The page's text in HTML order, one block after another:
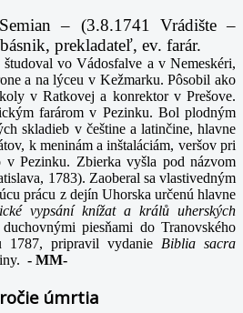
– (3.8.1741 Vrádište –
prekladateľ, ev. farár.
vo Vádosfalve a v Nemeskéri,
a na lýceu v Kežmarku. Pôsobil ako
v Ratkovej a konrektor v Prešove.
farárom v Pezinku. Bol plodným
skladieb v češtine a latinčine, hlavne
k meninám a inštaláciám, veršov pri
v Pezinku. Zbierka vyšla pod názvom
1783). Zaoberal sa vlastivedným
prácu z dejín Uhorska určenú hlavne
vypsání knížat a králů uherských
piesňami do Tranovského
1787, pripravil vydanie Biblia sacra
- MM-
úmrtia